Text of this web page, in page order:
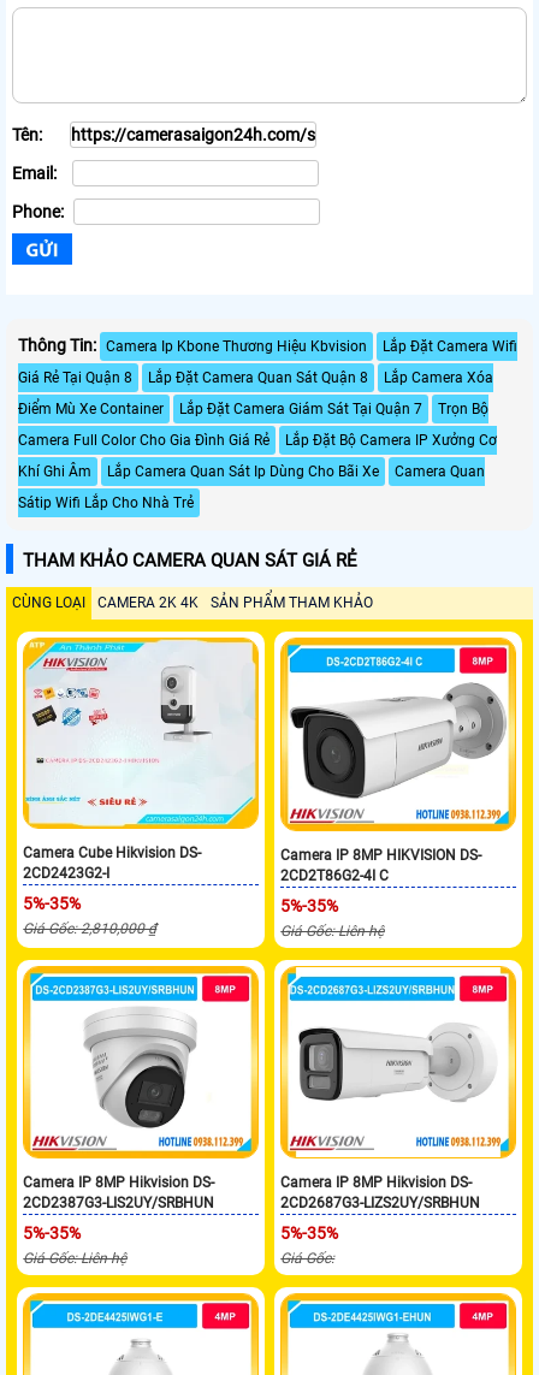
Tên:
Email:
Phone:
Thông Tin: Camera Ip Kbone Thương Hiệu Kbvision
Lắp Đặt Camera Wifi
Giá Rẻ Tại Quận 8
Lắp Đặt Camera Quan Sát Quận 8
Lắp Camera Xóa
Điểm Mù Xe Container
Lắp Đặt Camera Giám Sát Tại Quận 7
Trọn Bộ
Camera Full Color Cho Gia Đình Giá Rẻ
Lắp Đặt Bộ Camera IP Xưởng Cơ
Khí Ghi Âm
Lắp Camera Quan Sát Ip Dùng Cho Bãi Xe
Camera Quan
Sátip Wifi Lắp Cho Nhà Trẻ
THAM KHẢO CAMERA QUAN SÁT GIÁ RẺ
CÙNG LOẠI CAMERA 2K 4K SẢN PHẨM THAM KHẢO
Camera Cube Hikvision DS-
2CD2423G2-I
5%-35%
Giá Gốc: 2,810,000 ₫
Camera IP 8MP HIKVISION DS-
2CD2T86G2-4I C
5%-35%
Giá Gốc: Liên hệ
Camera IP 8MP Hikvision DS-
2CD2387G3-LIS2UY/SRBHUN
5%-35%
Giá Gốc: Liên hệ
Camera IP 8MP Hikvision DS-
2CD2687G3-LIZS2UY/SRBHUN
5%-35%
Giá Gốc: